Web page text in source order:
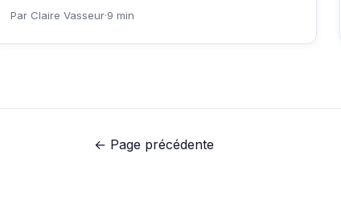
Par Claire Vasseur·9 min
← Page précédente